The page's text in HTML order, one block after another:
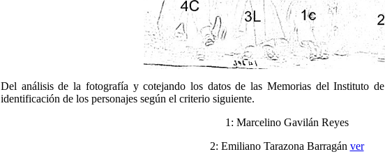
Del análisis de la fotografía y cotejando los datos de las Memorias del Instituto de
identificación de los personajes según el criterio siguiente.
1: Marcelino Gavilán Reyes
2: Emiliano Tarazona Barragán ver